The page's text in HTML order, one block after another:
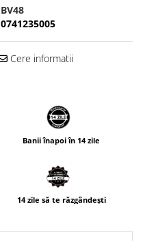
BV48
0741235005
Cere informatii
Banii înapoi în 14 zile
14 zile să te răzgândești